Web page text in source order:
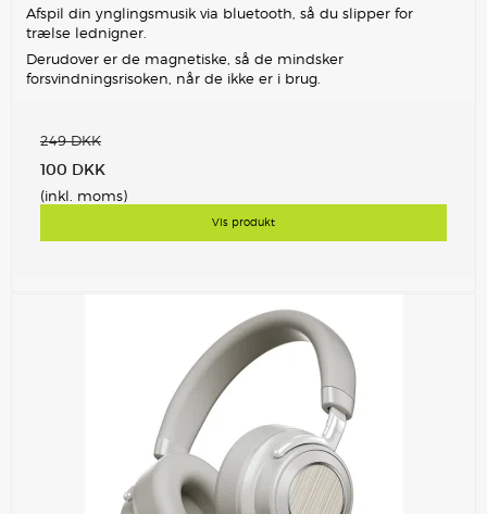
Afspil din ynglingsmusik via bluetooth, så du slipper for
trælse lednigner.
Derudover er de magnetiske, så de mindsker
forsvindningsrisoken, når de ikke er i brug.
249 DKK
100 DKK
(inkl. moms)
Vis produkt